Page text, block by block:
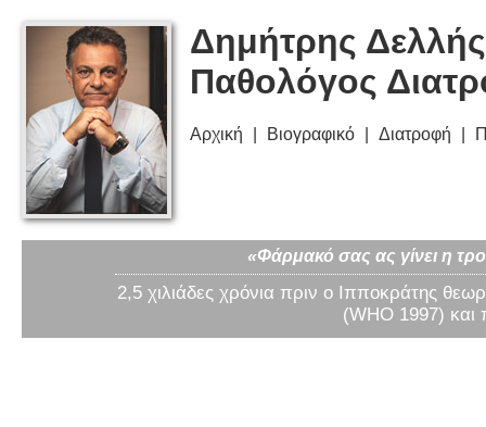
Δημήτρης
Παθολόγος
Αρχική Βιογραφικό Διατροφή
«Φάρμακό σας ας γίνει η
2,5 χιλιάδες χρόνια πριν ο Ιπποκράτης
(WHO 1997) και